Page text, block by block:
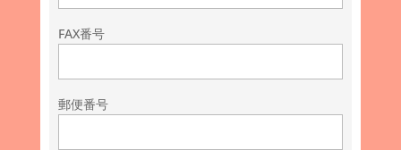
FAX番号
郵便番号